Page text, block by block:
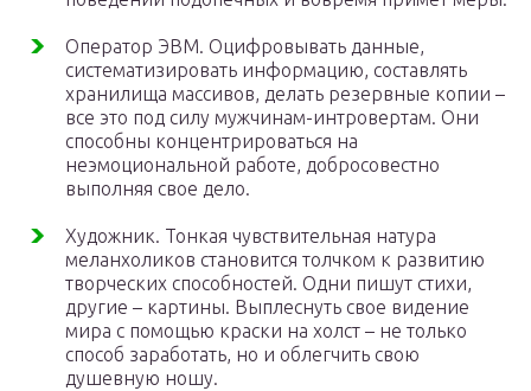
Оператор ЭВМ. Оцифровывать данные,
систематизировать информацию, составлять
хранилища массивов, делать резервные копии –
все это под силу мужчинам-интровертам. Они
способны концентрироваться на
неэмоциональной работе, добросовестно
выполняя свое дело.
Художник. Тонкая чувствительная натура
меланхоликов становится толчком к развитию
творческих способностей. Одни пишут стихи,
другие – картины. Выплеснуть свое видение
мира с помощью краски на холст – не только
способ заработать, но и облегчить свою
душевную ношу.